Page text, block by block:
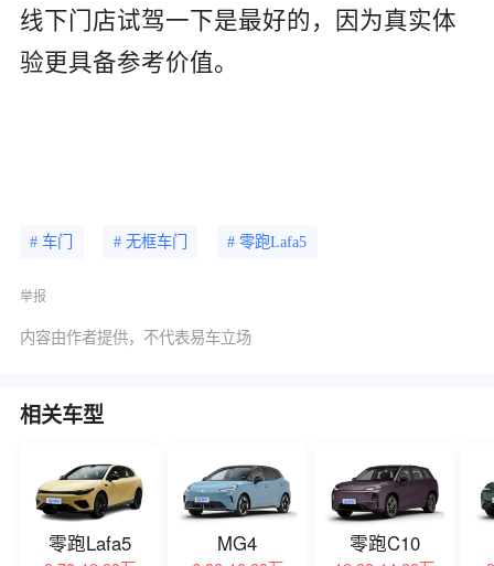
线下门店试驾一下是最好的，因为真实体
验更具备参考价值。
# 车门 # 无框车门 # 零跑Lafa5
举报
内容由作者提供，不代表易车立场
相关车型
零跑Lafa5 MG4 零跑C10